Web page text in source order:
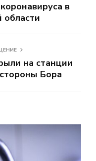
в
на станции
Бора